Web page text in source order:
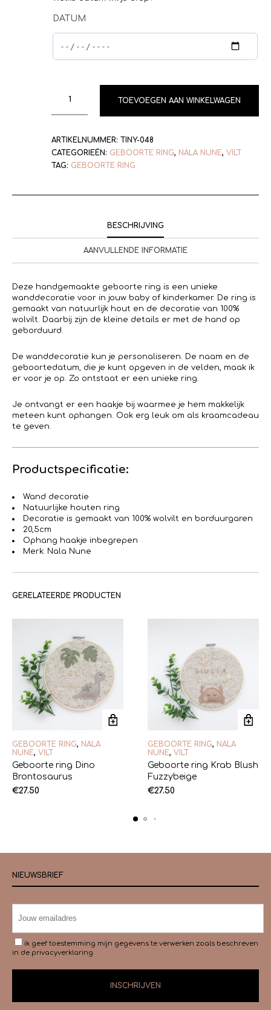
DATUM
TOEVOEGEN AAN WINKELWAGEN
ARTIKELNUMMER: TINY-048
CATEGORIEËN: GEBOORTE RING, NALA NUNE, VILT
TAG: GEBOORTE RING
BESCHRIJVING
AANVULLENDE INFORMATIE
Deze handgemaakte geboorte ring is een unieke
wanddecoratie voor in jouw baby of kinderkamer. De ring is
gemaakt van natuurlijk hout en de decoratie van 100%
wolvilt. Daarbij zijn de kleine details er met de hand op
geborduurd.
De wanddecoratie kun je personaliseren. De naam en de
geboortedatum, die je kunt opgeven in de velden, maak ik
er voor je op. Zo ontstaat er een unieke ring.
Je ontvangt er een haakje bij waarmee je hem makkelijk
meteen kunt ophangen. Ook erg leuk om als kraamcadeau
te geven.
Productspecificatie:
Wand decoratie
Natuurlijke houten ring
Decoratie is gemaakt van 100% wolvilt en borduurgaren
20,5cm
Ophang haakje inbegrepen
Merk: Nala Nune
GERELATEERDE PRODUCTEN
GEBOORTE RING, NALA
NUNE, VILT
Geboorte ring Dino
Brontosaurus
€27.50
GEBOORTE RING, NALA
NUNE, VILT
Geboorte ring Krab Blush
Fuzzybeige
€27.50
NIEUWSBRIEF
ik geef toestemming mijn gegevens te verwerken zoals beschreven
in de privacyverklaring